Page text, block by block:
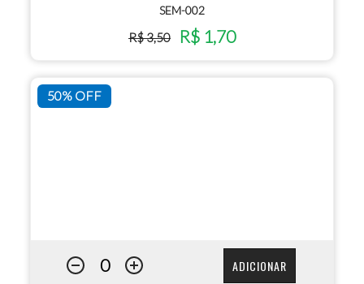
SEM-002
R$ 3,50 R$ 1,70
50% OFF
ADICIONAR